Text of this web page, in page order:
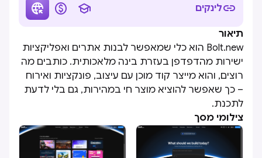
לינקים 


תיאור
Bolt.new הוא כלי שמאפשר לבנות אתרים ואפליקציות
ישירות מהדפדפן בעזרת בינה מלאכותית. כותבים מה
רוצים, והוא מייצר קוד מוכן עם עיצוב, פונקציות ואירוח
– כך שאפשר להוציא מוצר חי במהירות, גם בלי לדעת
לתכנת.
צילומי מסך